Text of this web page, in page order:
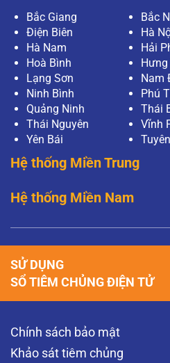
Bắc Giang
Bắc
Điện Biên
Hà
Hà Nam
Hải
Hoà Bình
Hưng
Lạng Sơn
Nam
Ninh Bình
Phú
Quảng Ninh
Thái
Thái Nguyên
Vĩnh
Yên Bái
Hệ thống Miền Trung
Hệ thống Miền Nam
Chính sách bảo mật
Khảo sát tiêm chủng
SỬ DỤNG
SỔ TIÊM CHỦNG ĐIỆN TỬ